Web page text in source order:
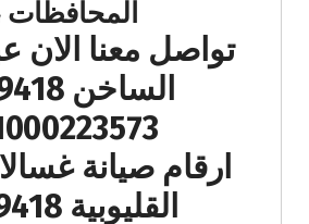
المحافظات
تواصل معنا الان
ارقام صيانة